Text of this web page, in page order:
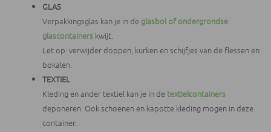
GLAS
Verpakkingsglas kan je in de glasbol of ondergrondse
glascontainers kwijt.
Let op: verwijder doppen, kurken en schijfjes van de flessen en
bokalen.
TEXTIEL
Kleding en ander textiel kan je in de textielcontainers
deponeren. Ook schoenen en kapotte kleding mogen in deze
container.